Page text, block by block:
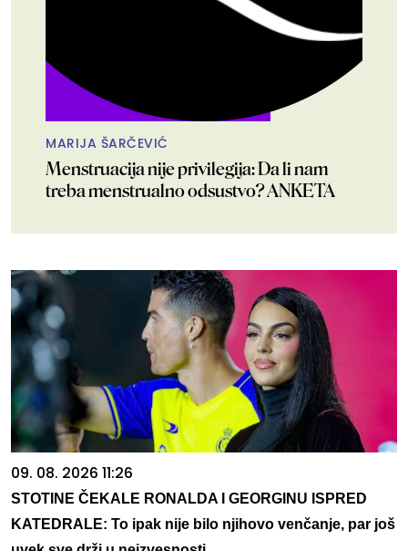
MARIJA ŠARČEVIĆ
Menstruacija nije privilegija: Da li nam
treba menstrualno odsustvo? ANKETA
09. 08. 2026 11:26
STOTINE ČEKALE RONALDA I GEORGINU ISPRED
KATEDRALE: To ipak nije bilo njihovo venčanje, par još